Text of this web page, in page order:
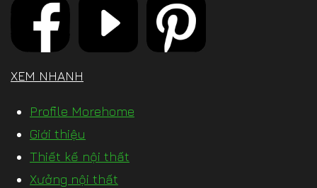
XEM NHANH
Profile Morehome
Giới thiệu
Thiết kế nội thất
Xưởng nội thất